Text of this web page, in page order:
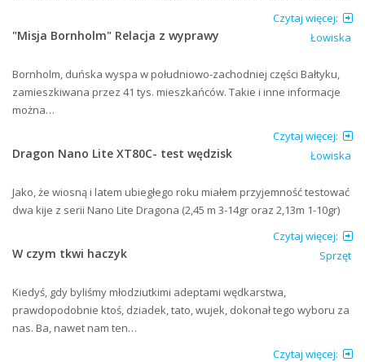
Czytaj więcej:
Łowiska
"Misja Bornholm" Relacja z wyprawy
Bornholm, duńska wyspa w południowo-zachodniej części Bałtyku,
zamieszkiwana przez 41 tys. mieszkańców. Takie i inne informacje
można…
Czytaj więcej:
Łowiska
Dragon Nano Lite XT80C- test wędzisk
Jako, że wiosną i latem ubiegłego roku miałem przyjemność testować
dwa kije z serii Nano Lite Dragona (2,45 m 3-14gr oraz 2,13m 1-10gr)
Czytaj więcej:
Sprzęt
W czym tkwi haczyk
Kiedyś, gdy byliśmy młodziutkimi adeptami wędkarstwa,
prawdopodobnie ktoś, dziadek, tato, wujek, dokonał tego wyboru za
nas. Ba, nawet nam ten…
Czytaj więcej: